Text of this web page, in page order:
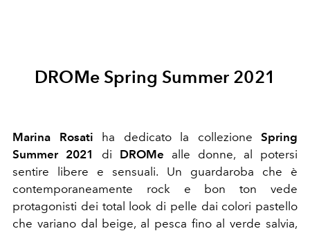
DROMe Spring Summer 2021
Marina Rosati ha dedicato la collezione Spring
Summer 2021 di DROMe alle donne, al potersi
sentire libere e sensuali. Un guardaroba che è
contemporaneamente rock e bon ton vede
protagonisti dei total look di pelle dai colori pastello
che variano dal beige, al pesca fino al verde salvia,